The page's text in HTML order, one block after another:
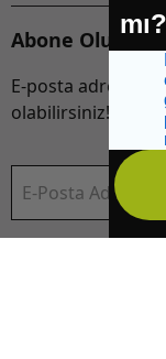
Abone Olun!
E-posta
olabilirsiniz!
E-Posta Adresi
mı?